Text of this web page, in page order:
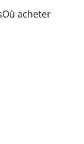
Où acheter